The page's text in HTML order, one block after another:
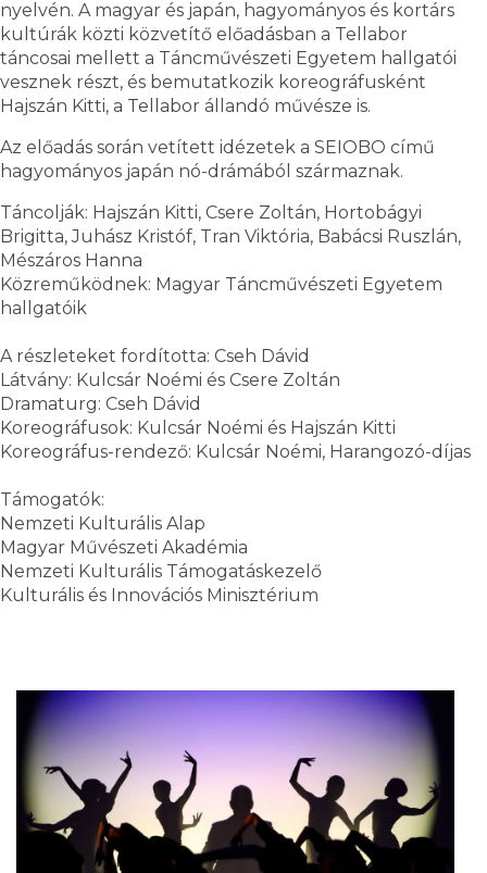
nyelvén. A magyar és japán, hagyományos és kortárs
kultúrák közti közvetítő előadásban a Tellabor
táncosai mellett a Táncművészeti Egyetem hallgatói
vesznek részt, és bemutatkozik koreográfusként
Hajszán Kitti, a Tellabor állandó művésze is.
Az előadás során vetített idézetek a SEIOBO című
hagyományos japán nó-drámából származnak.
Táncolják: Hajszán Kitti, Csere Zoltán, Hortobágyi
Brigitta, Juhász Kristóf, Tran Viktória, Babácsi Ruszlán,
Mészáros Hanna
Közreműködnek: Magyar Táncművészeti Egyetem
hallgatóik
A részleteket fordította: Cseh Dávid
Látvány: Kulcsár Noémi és Csere Zoltán
Dramaturg: Cseh Dávid
Koreográfusok: Kulcsár Noémi és Hajszán Kitti
Koreográfus-rendező: Kulcsár Noémi, Harangozó-díjas
Támogatók:
Nemzeti Kulturális Alap
Magyar Művészeti Akadémia
Nemzeti Kulturális Támogatáskezelő
Kulturális és Innovációs Minisztérium